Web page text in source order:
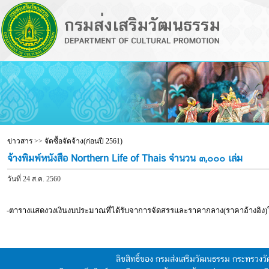
ข่าวสาร>> จัดซื้อจัดจ้าง(ก่อนปี 2561)
จ้างพิมพ์หนังสือ Northern Life of Thais จำนวน ๓,๐๐๐ เล่ม
วันที่ 24 ส.ค. 2560
-ตารางแสดงวงเงินงบประมาณที่ได้รับจาการจัดสรรและราคากลาง(ราคาอ้างอิ
ลิขสิทธิ์ของ กรมส่งเสริมวัฒนธรรม กระทรว